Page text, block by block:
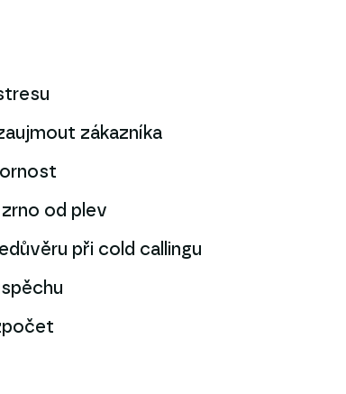
zákazníka
od plev
při cold callingu